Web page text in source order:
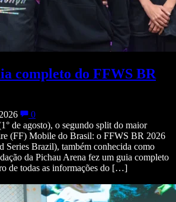
completo do FFWS BR
0
de agosto), o segundo split do maior
(FF) Mobile do Brasil: o FFWS BR 2026
Series Brazil), também conhecida como
da Pichau Arena fez um guia completo
de todas as informações do […]